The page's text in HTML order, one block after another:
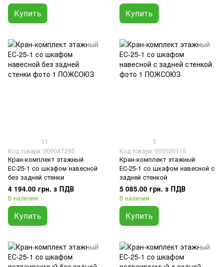
Купить Купить
11
Код товара: 000047295
Кран-комплект этажный
ЕС-25-1 со шкафом навесной
без задней стенки
4 194.00 грн. з ПДВ
В наличии
Купить
5
Код товара: 000020115
Кран-комплект этажный
ЕС-25-1 со шкафом навесной с
задней стенкой
5 085.00 грн. з ПДВ
В наличии
Купить